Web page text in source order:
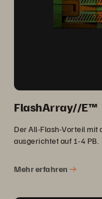
FlashArray//E™
Der All-Flash-Vorteil mit
ausgerichtet auf 1-4 PB.
Mehr erfahren